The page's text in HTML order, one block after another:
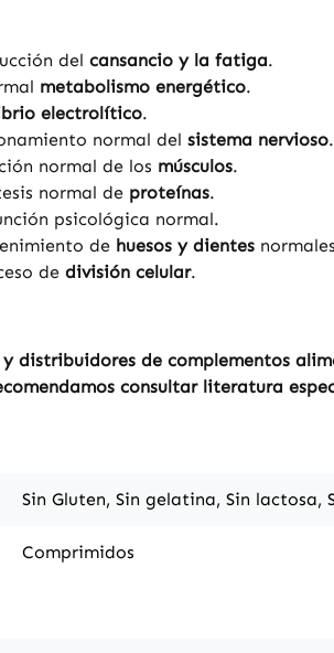
del cansancio y la fatiga.
metabolismo energético.
electrolítico.
normal del sistema nervioso.
normal de los músculos.
normal de proteínas.
psicológica normal.
de huesos y dientes
de división celular.
distribuidores de complementos
consultar literatura
Sin Gluten, Sin gelatina, Sin lactosa,
Comprimidos